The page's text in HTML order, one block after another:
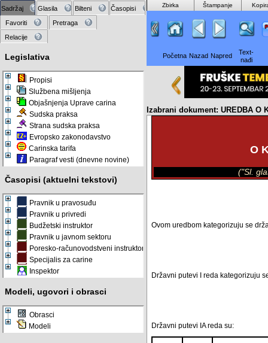
Sadržaj Glasila Bilteni
Časopisi
Favoriti
Pretraga
Relacije
Legislativa
Propisi
Službena mišljenja
Objašnjenja Uprave carina
Sudska praksa
Strana sudska praksa
Evropsko zakonodavstvo
Carinska tarifa
Paragraf vesti (dnevne novine)
Časopisi (aktuelni tekstovi)
Pravnik u pravosuđu
Pravnik u privredi
Budžetski instruktor
Pravnik u javnom sektoru
Poresko-računovodstveni instruktor
Specijalis za carine
Inspektor
Modeli, ugovori i obrasci
Obrasci
Modeli
Zbirka Štampanje
Početna Nazad Napred
Text-
nađi
Izabrani dokument: UREDBA O
O
("Sl.
Ovom uredbom kategorizuju se
Državni putevi I reda kategorizuju
Državni putevi IA reda su: